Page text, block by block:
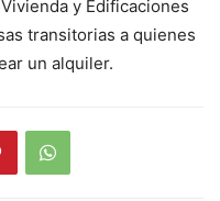
y Edificaciones
transitorias a quienes
un alquiler.